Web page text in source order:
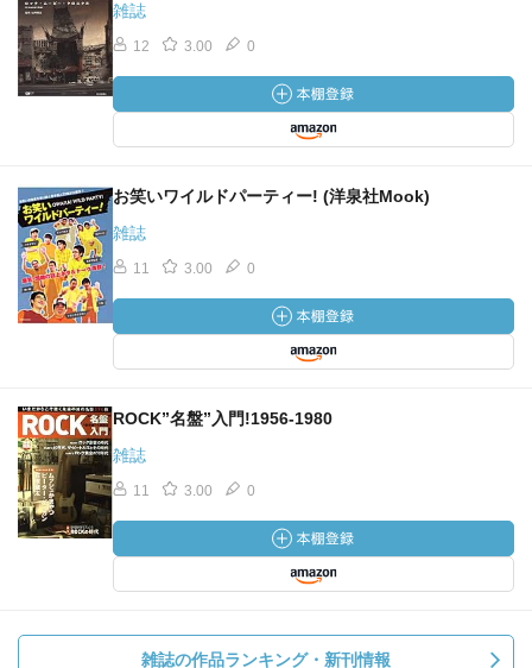
雑誌
12 3.00 0
お笑いワイルドパーティー! (洋泉社Mook)
雑誌
11 3.00 0
ROCK”名盤”入門!1956‐1980
雑誌
11 3.00 0
雑誌の作品ランキング・新刊情報